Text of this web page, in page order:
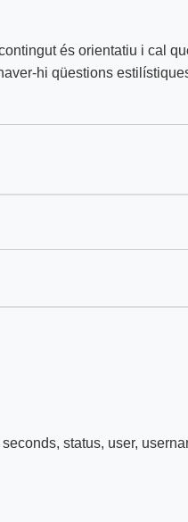
és orientatiu i cal
hi qüestions
seconds, status, user,